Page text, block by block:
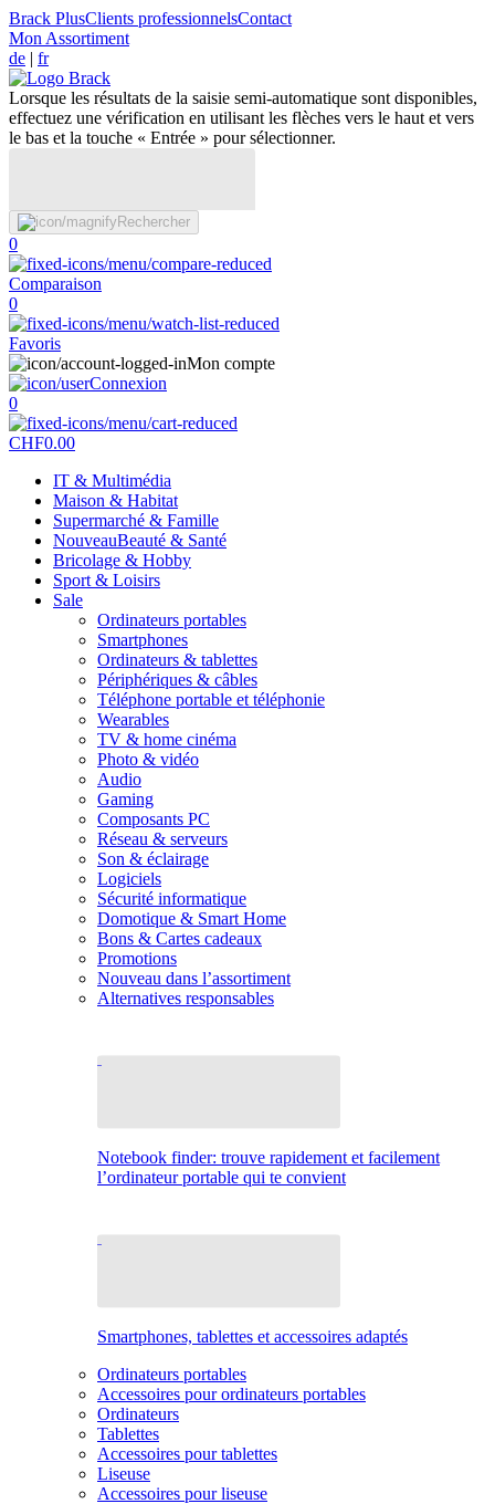
Brack PlusClients professionnelsContact
Mon Assortiment
de | fr
Lorsque les résultats de la saisie semi-automatique sont disponibles,
effectuez une vérification en utilisant les flèches vers le haut et vers
le bas et la touche « Entrée » pour sélectionner.
Rechercher
0
Comparaison
0
Favoris
Mon compte
Connexion
0
CHF0.00
IT & Multimédia
Maison & Habitat
Supermarché & Famille
NouveauBeauté & Santé
Bricolage & Hobby
Sport & Loisirs
Sale
Ordinateurs portables
Smartphones
Ordinateurs & tablettes
Périphériques & câbles
Téléphone portable et téléphonie
Wearables
TV & home cinéma
Photo & vidéo
Audio
Gaming
Composants PC
Réseau & serveurs
Son & éclairage
Logiciels
Sécurité informatique
Domotique & Smart Home
Bons & Cartes cadeaux
Promotions
Nouveau dans l’assortiment
Alternatives responsables
Notebook finder: trouve rapidement et facilement
l’ordinateur portable qui te convient
Smartphones, tablettes et accessoires adaptés
Ordinateurs portables
Accessoires pour ordinateurs portables
Ordinateurs
Tablettes
Accessoires pour tablettes
Liseuse
Accessoires pour liseuse